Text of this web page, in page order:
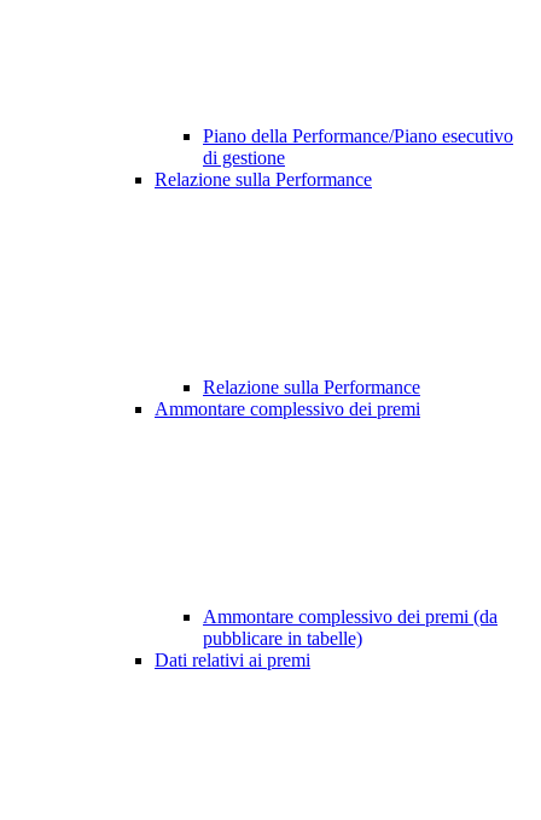
Piano della Performance/Piano esecutivo
di gestione
Relazione sulla Performance
Relazione sulla Performance
Ammontare complessivo dei premi
Ammontare complessivo dei premi (da
pubblicare in tabelle)
Dati relativi ai premi